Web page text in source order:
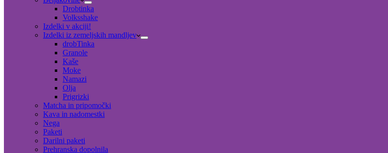
Drobtinka
Volksshake
Izdelki v akciji!
Izdelki iz zemeljskih mandljev
drobTinka
Granole
Kaše
Moke
Namazi
Olja
Prigrizki
Matcha in pripomočki
Kava in nadomestki
Nega
Paketi
Darilni paketi
Prehranska dopolnila